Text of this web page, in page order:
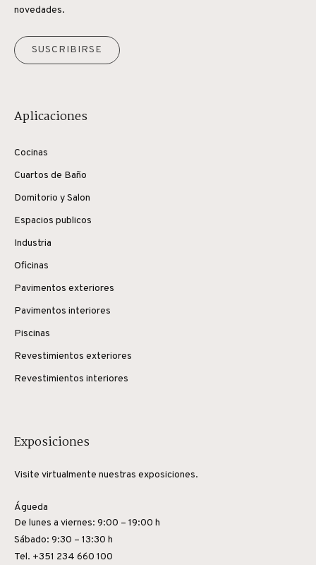
novedades.
SUSCRIBIRSE
Aplicaciones
Cocinas
Cuartos de Baño
Domitorio y Salon
Espacios publicos
Industria
Oficinas
Pavimentos exteriores
Pavimentos interiores
Piscinas
Revestimientos exteriores
Revestimientos interiores
Exposiciones
Visite virtualmente nuestras exposiciones.
Águeda
De lunes a viernes: 9:00 – 19:00 h
Sábado: 9:30 – 13:30 h
Tel. +351 234 660 100